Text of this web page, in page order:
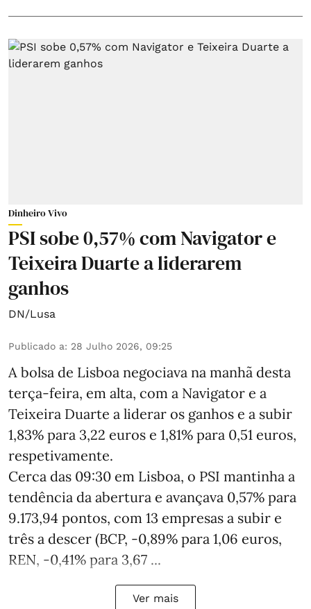
Dinheiro Vivo
PSI sobe 0,57% com Navigator e
Teixeira Duarte a liderarem
ganhos
DN/Lusa
Publicado a: 28 Julho 2026, 09:25
A bolsa de Lisboa negociava na manhã desta
terça-feira, em alta, com a Navigator e a
Teixeira Duarte a liderar os ganhos e a subir
1,83% para 3,22 euros e 1,81% para 0,51 euros,
respetivamente.
Cerca das 09:30 em Lisboa, o PSI mantinha a
tendência da abertura e avançava 0,57% para
9.173,94 pontos, com 13 empresas a subir e
três a descer (BCP, -0,89% para 1,06 euros,
REN, -0,41% para 3,67 ...
Ver mais